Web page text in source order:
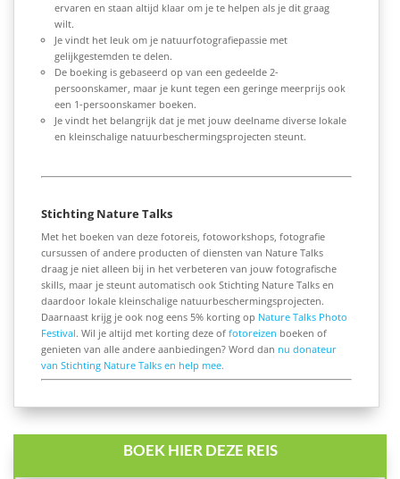
ervaren en staan altijd klaar om je te helpen als je dit graag
wilt.
Je vindt het leuk om je natuurfotografiepassie met
gelijkgestemden te delen.
De boeking is gebaseerd op van een gedeelde 2-
persoonskamer, maar je kunt tegen een geringe meerprijs ook
een 1-persoonskamer boeken.
Je vindt het belangrijk dat je met jouw deelname diverse lokale
en kleinschalige natuurbeschermingsprojecten steunt.
Stichting Nature Talks
Met het boeken van deze fotoreis, fotoworkshops, fotografie
cursussen of andere producten of diensten van Nature Talks
draag je niet alleen bij in het verbeteren van jouw fotografische
skills, maar je steunt automatisch ook Stichting Nature Talks en
daardoor lokale kleinschalige natuurbeschermingsprojecten.
Daarnaast krijg je ook nog eens 5% korting op Nature Talks Photo
Festival. Wil je altijd met korting deze of fotoreizen boeken of
genieten van alle andere aanbiedingen? Word dan nu donateur
van Stichting Nature Talks en help mee.
BOEK HIER DEZE REIS